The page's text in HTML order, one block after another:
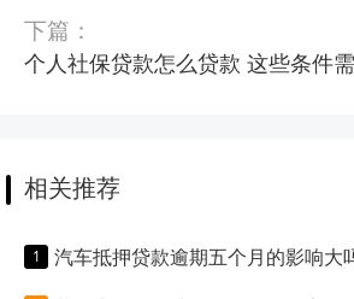
下篇：
个人社保贷款怎么贷款 这些条件
相关推荐
汽车抵押贷款逾期五个月的影响大